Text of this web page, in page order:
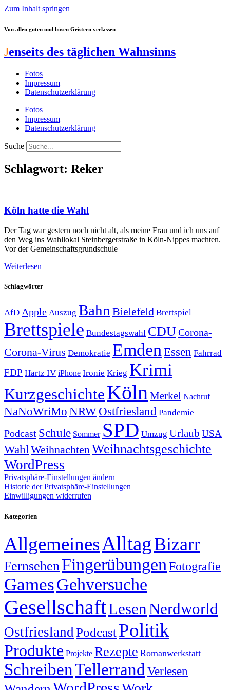
Zum Inhalt springen
Von allen guten und bösen Geistern verlassen
Jenseits des täglichen Wahnsinns
Fotos
Impressum
Datenschutzerklärung
Fotos
Impressum
Datenschutzerklärung
Suche
Schlagwort: Reker
Köln hatte die Wahl
Der Tag war gestern noch nicht alt, als meine Frau und ich uns auf
den Weg ins Wahllokal Steinbergerstraße in Köln-Nippes machten.
Vor der Gemeinschaftsgrundschule
Weiterlesen
Schlagwörter
AfD Apple Auszug Bahn Bielefeld Brettspiel
Brettspiele Bundestagswahl CDUCorona-
Corona-Virus Demokratie EmdenEssen Fahrrad
FDP Hartz IV iPhone Ironie Krieg Krimi
KurzgeschichteKölnMerkel Nachruf
NaNoWriMo NRWOstfriesland Pandemie
Podcast Schule Sommer SPD Umzug Urlaub USA
WahlWeihnachtenWeihnachtsgeschichte
WordPress
Privatsphäre-Einstellungen ändern
Historie der Privatsphäre-Einstellungen
Einwilligungen widerrufen
Kategorien
AllgemeinesAlltagBizarr
Fernsehen Fingerübungen Fotografie
GamesGehversuche
GesellschaftLesen Nerdworld
Ostfriesland PodcastPolitik
Produkte Projekte Rezepte Romanwerkstatt
SchreibenTellerrand Verlesen